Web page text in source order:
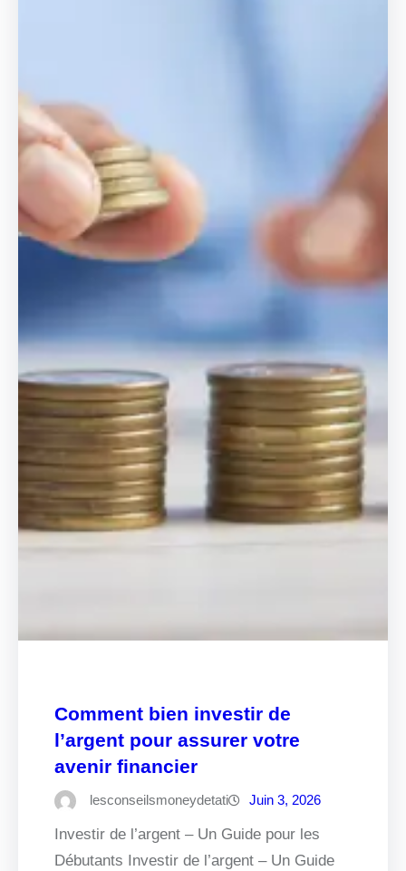
Comment bien investir de
l’argent pour assurer votre
avenir financier
lesconseilsmoneydetati Juin 3, 2026
Investir de l’argent – Un Guide pour les
Débutants Investir de l’argent – Un Guide